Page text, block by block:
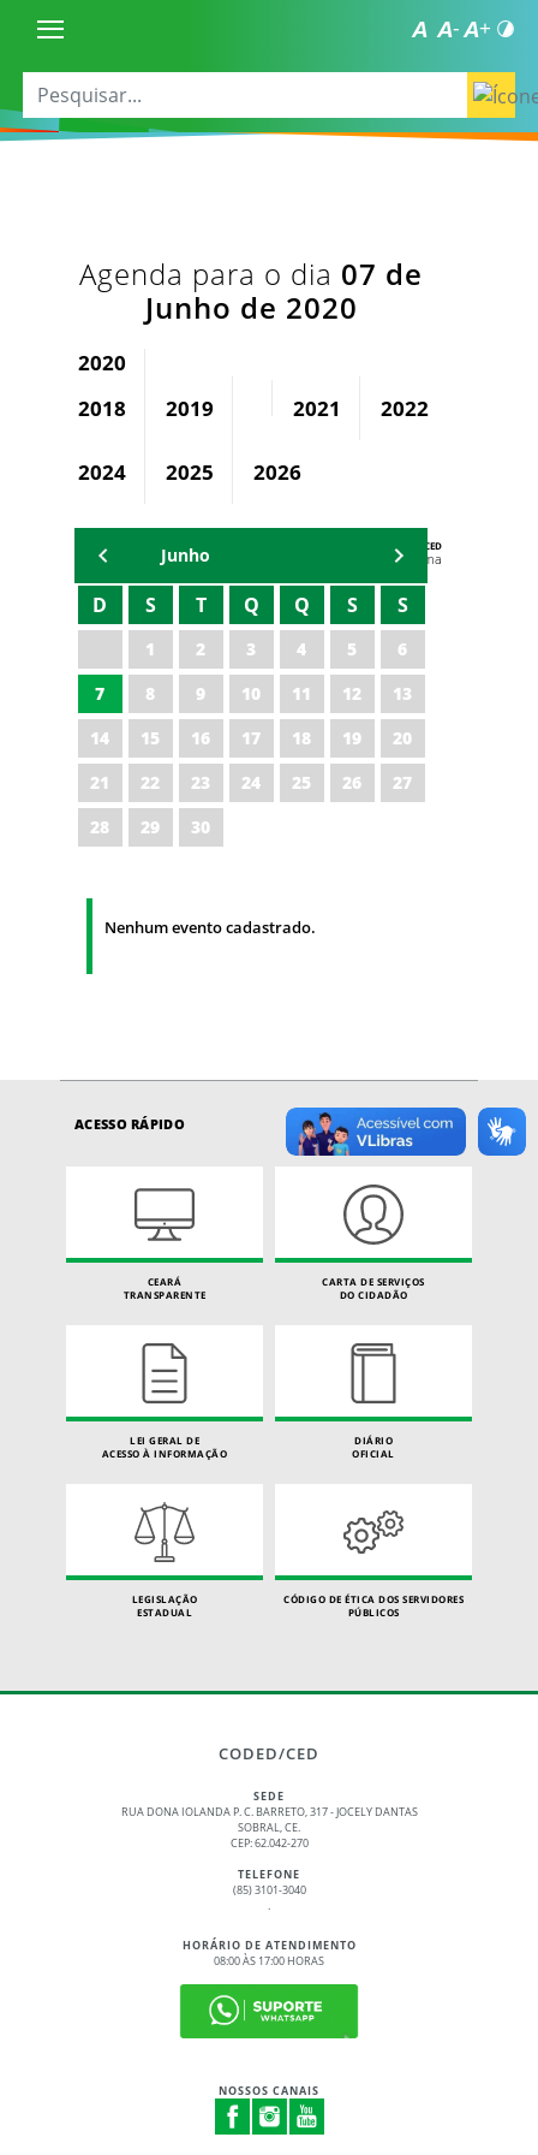
Agenda para o dia 07 de
Junho de 2020
2020
2018
2019 2021 2022
2024 2025 2026
AGENDA DA CODED/CED
Vagna Lima
Junho
D S T Q Q S S
1 2 3 4 5
6
7
8 9 10 11 12
13
14
15 16 17 18 19
20
21
22 23 24 25 26
27
28
29 30
Nenhum evento cadastrado.
ACESSO RÁPIDO
CEARÁ
TRANSPARENTE
CARTA DE SERVIÇOS
DO CIDADÃO
LEI GERAL DE
ACESSO À INFORMAÇÃO
DIÁRIO
OFICIAL
LEGISLAÇÃO
ESTADUAL
CÓDIGO DE ÉTICA DOS SERVIDORES
PÚBLICOS
CODED/CED
SEDE
RUA DONA IOLANDA P. C. BARRETO, 317 - JOCELY DANTAS
SOBRAL, CE.
CEP: 62.042-270
TELEFONE
(85) 3101-3040
.
HORÁRIO DE ATENDIMENTO
08:00 ÀS 17:00 HORAS
NOSSOS CANAIS